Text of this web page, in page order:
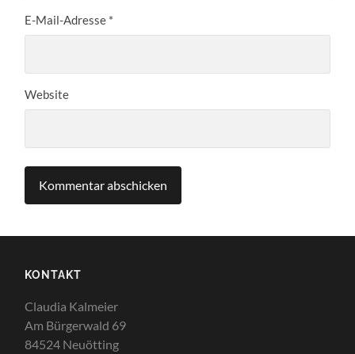
E-Mail-Adresse *
Website
KONTAKT
Claudia Kalmeier
Am Bürgerwald 69
84524 Neuötting